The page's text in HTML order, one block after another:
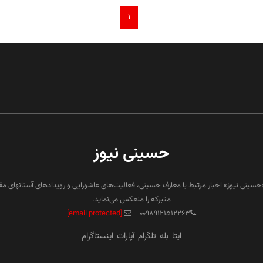
۱
حسینی نیوز
نیوز» اخبار مرتبط با معارف حسینی، فعالیت‌های عاشورایی و رویدادهای
متبرکه را منعکس می‌نماید.
۰۰۹۸۹۱۲۱۵۱۲۲۶۳
[email protected]
ایتا بله تلگرام آپارات اینستاگرام